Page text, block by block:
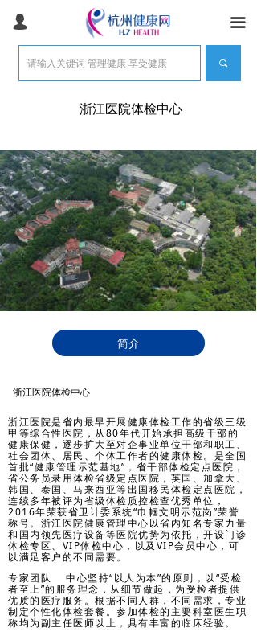
끀
首页
健康管理
医美抗衰
医疗旅游
产品服务
团检预约
智能健康
넙
끠
浙江医院体检中心
简介
浙江医院体检中心
浙江医院是省内最早开展健康体检工作的省级三级
甲等综合性医院，从80年代开始承担高级干部的
健康保健，逐步扩大至对企事业单位干部和职工、
社会团体、居民、个体工作者的健康体检。是全国
首批“健康管理示范基地”，省干部体检定点医院，
省公务员录用体检省级定点医院，英国、加拿大、
韩国、泰国、马来西亚等出国移民体检定点医院，
连续多年被评为省级体检质控检查优秀单位，
2016年荣获省卫计委系统“巾帼文明示范岗”荣誉
称号。浙江医院健康管理中心以省内知名专家力量
和国内领先医疗设备等医院优势为依托，开设门诊
体检专区、VIP体检中心，以及VIP会员中心，可
以满足客户的不同需要。
专家团队 中心坚持“以人为本”的原则，以“受检
者至上”的服务理念，从细节做起，为受检者提供
优质的医疗服务。根据不同人群，不同需求，专业
制定个性化体检套餐。参加体检的主要科室医生职
称均为副主任医师以上，具有丰富的临床经验。